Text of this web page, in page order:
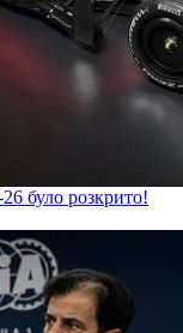
було розкрито!